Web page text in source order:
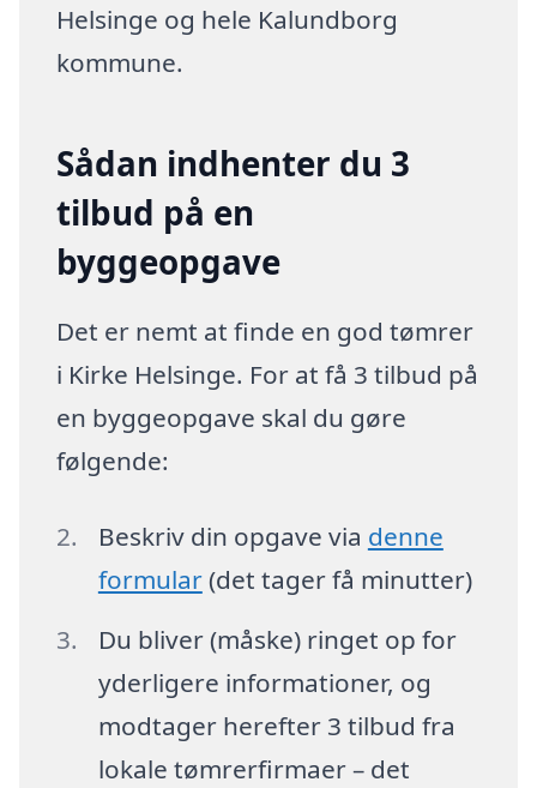
Helsinge og hele Kalundborg
kommune.
Sådan indhenter du 3
tilbud på en
byggeopgave
Det er nemt at finde en god tømrer
i Kirke Helsinge. For at få 3 tilbud på
en byggeopgave skal du gøre
følgende:
Beskriv din opgave via denne
formular(det tager få minutter)
Du bliver (måske) ringet op for
yderligere informationer, og
modtager herefter 3 tilbud fra
lokale tømrerfirmaer – det